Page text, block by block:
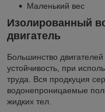
Маленький вес
Изолированный
двигатель
Большинство
устойчивость, при
труда. Вся продкуция
водонепроницаемые
жидких тел.